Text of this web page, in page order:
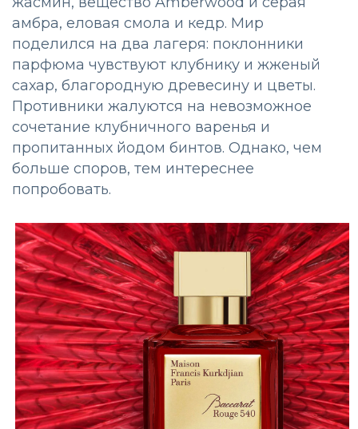
амбра, еловая смола и кедр. Мир
поделился на два лагеря: поклонники
парфюма чувствуют клубнику и жженый
сахар, благородную древесину и цветы.
Противники жалуются на невозможное
сочетание клубничного варенья и
пропитанных йодом бинтов. Однако, чем
больше споров, тем интереснее
попробовать.